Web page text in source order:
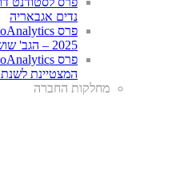
נדים אגבאריה
2025 – הגב' שושנה צדיק
המצטיינת לשנת 2017 – הגב' אסתר שוען
מחלקות החברה